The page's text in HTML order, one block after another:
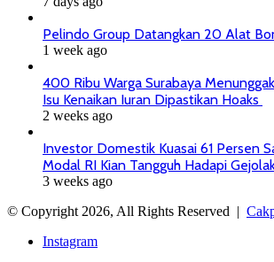
Pelindo Group Datangkan 20 Alat
1 week ago
400 Ribu Warga Surabaya
Isu Kenaikan Iuran Dipastikan Hoaks
2 weeks ago
Investor Domestik Kuasai 61 Persen
Modal RI Kian Tangguh Hadapi
3 weeks ago
© Copyright 2026, All Rights Reserved |
Instagram